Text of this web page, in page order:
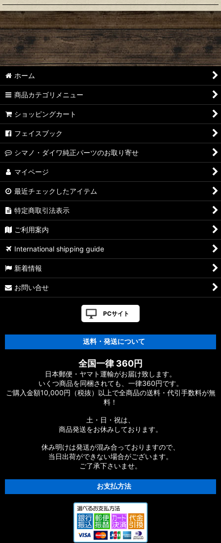
【シマノ】22ステラ［STELLA］対応 カスタムパーツ
【シマノ】18-19ステラ［STELLA］対応 カスタムパーツ
【シマノ】14ステラ［STELLA］対応 カスタムパーツ
【シマノ】10ステラ［STELLA］対応 カスタムパーツ
【シマノ】07ステラ［STELLA］対応 カスタムパーツ
【シマノ】04ステラ［STELLA］対応 カスタムパーツ
【シマノ】19-22ステラSW［STELLA SW］対応 カスタムパー
ツ
【シマノ】13ステラSW［STELLA SW］対応 カスタムパーツ
【シマノ】08ステラSW［STELLA SW］対応 カスタムパーツ
【シマノ】01ステラSW［STELLA SW］対応 カスタムパーツ
ーツ
17ヴァンキッシュFW用
FW［VANQUISH］対応 カスタムパーツ
【シマノ】12-13ヴァンキッシュ&リミテッド［VANQUISH］
対応 カスタムパーツ
【シマノ】19ストラディック［STRADIC］対応 カスタムパー
ツ
【シマノ】20ストラディックSW［STRADIC SW］対応 カスタ
【シマノ】18ストラディックSW［STRADIC SW］対応 カスタ
【シマノ】15-16ストラディック［STRADIC］対応 カスタムパ
【シマノ】17サステイン［SUSTAIN］対応 カスタムパーツ
ホーム
商品カテゴリメニュー
ショッピングカート
フェイスブック
シマノ・ダイワ純正パーツのお取り寄せ
マイページ
最近チェックしたアイテム
特定商取引法表示
ご利用案内
International shipping guide
新着情報
お問い合せ
PCサイト
送料・発送について
全国一律 360円
日本郵便・ヤマト運輸がお届け致します。
いくつ商品を同梱されても、一律360円です。
ご購入金額10,000円（税抜）以上で全商品の送料・代引手数料が無
料！
土・日・祝は、
商品発送をお休みしております。
休み明けは発送が混み合っておりますので、
当日出荷ができない場合がございます。
ご了承下さいませ。
お支払方法